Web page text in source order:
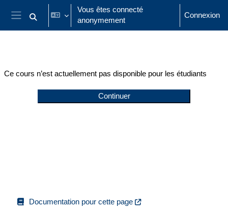
Passer au contenu principal
Panneau latéral
Activer/désactiver la saisie de recherche
Vous êtes connecté
anonymement
Connexion
Ce cours n’est actuellement pas disponible pour les étudiants
Continuer
Documentation pour cette page